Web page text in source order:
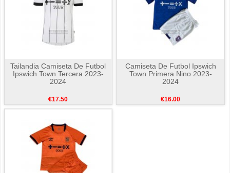
Tailandia Camiseta De Futbol
Ipswich Town Tercera 2023-
2024
€17.50
Camiseta De Futbol Ipswich
Town Primera Nino 2023-
2024
€16.00